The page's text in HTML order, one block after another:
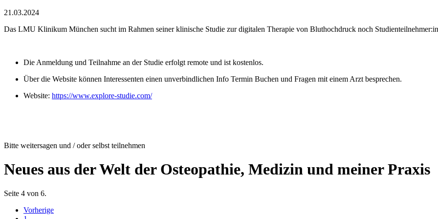
21.03.2024
Das LMU Klinikum München sucht im Rahmen seiner klinische Studie zur digitalen Therapie von Bluthochdruck noch
Die Anmeldung und Teilnahme an der Studie erfolgt remote und ist kostenlos.
Über die Website können Interessenten einen unverbindlichen Info Termin Buchen und Fragen mit einem Arzt besprechen.
Website: https://www.explore-studie.com/
Bitte weitersagen und / oder selbst teilnehmen
Neues aus der Welt der Osteopathie, Medizin und meiner Praxis
Seite 4 von 6.
Vorherige